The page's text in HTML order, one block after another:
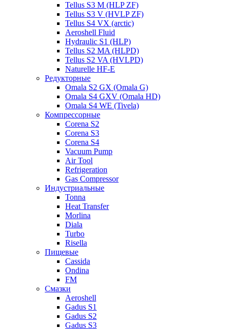
Tellus S3 M (HLP ZF)
Tellus S3 V (HVLP ZF)
Tellus S4 VX (arctic)
Aeroshell Fluid
Hydraulic S1 (HLP)
Tellus S2 MA (HLPD)
Tellus S2 VA (HVLPD)
Naturelle HF-E
Редукторные
Omala S2 GX (Omala G)
Omala S4 GXV (Omala HD)
Omala S4 WE (Tivela)
Компрессорные
Corena S2
Corena S3
Corena S4
Vacuum Pump
Air Tool
Refrigeration
Gas Compressor
Индустриальные
Tonna
Heat Transfer
Morlina
Diala
Turbo
Risella
Пищевые
Cassida
Ondina
FM
Смазки
Aeroshell
Gadus S1
Gadus S2
Gadus S3